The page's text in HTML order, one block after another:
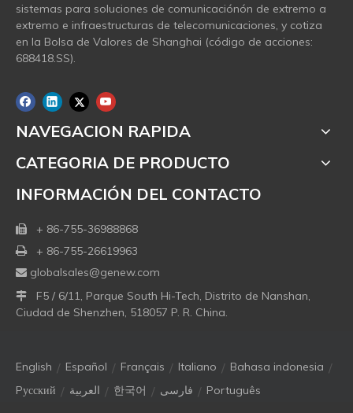
sistemas para soluciones de comunicaciónón de extremo a
extremo e infraestructuras de telecomunicaciones, y cotiza
en la Bolsa de Valores de Shanghai (código de acciones:
688418.SS).
NAVEGACION RAPIDA
CATEGORIA DE PRODUCTO
INFORMACIÓN DEL CONTACTO
 + 86-755-36988868
 + 86-755-26619963
 globalsales@genew.com
 F5 / 6/11, Parque South Hi-Tech, Distrito de Nanshan,
Ciudad de Shenzhen, 518057 P. R. China.
English / Español / Français / Italiano / Bahasa indonesia /
Pусский / العربية / 한국어 / فارسی / Português